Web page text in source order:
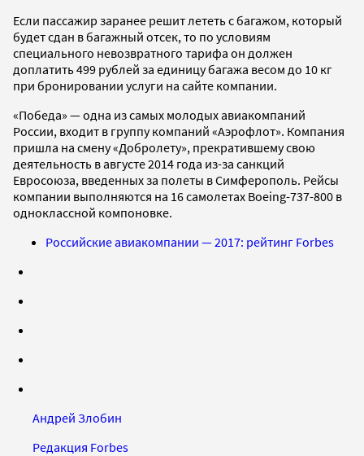
Если пассажир заранее решит лететь с багажом, который
будет сдан в багажный отсек, то по условиям
специального невозвратного тарифа он должен
доплатить 499 рублей за единицу багажа весом до 10 кг
при бронировании услуги на сайте компании.
«Победа» — одна из самых молодых авиакомпаний
России, входит в группу компаний «Аэрофлот». Компания
пришла на смену «Добролету», прекратившему свою
деятельность в августе 2014 года из-за санкций
Евросоюза, введенных за полеты в Симферополь. Рейсы
компании выполняются на 16 самолетах Boeing-737-800 в
одноклассной компоновке.
Российские авиакомпании — 2017: рейтинг Forbes
Андрей Злобин
Редакция Forbes